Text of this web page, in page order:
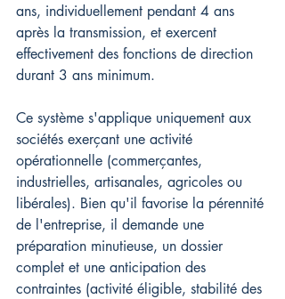
ans, individuellement pendant 4 ans
après la transmission, et exercent
effectivement des fonctions de direction
durant 3 ans minimum.
Ce système s'applique uniquement aux
sociétés exerçant une activité
opérationnelle (commerçantes,
industrielles, artisanales, agricoles ou
libérales). Bien qu'il favorise la pérennité
de l'entreprise, il demande une
préparation minutieuse, un dossier
complet et une anticipation des
contraintes (activité éligible, stabilité des